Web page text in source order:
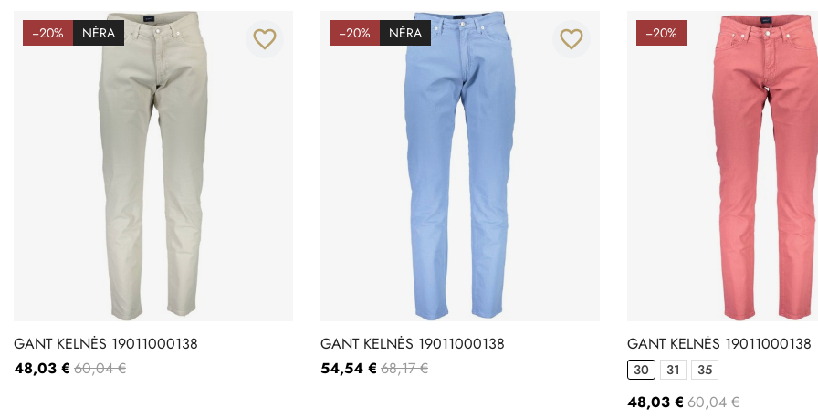
−20% NĖRA favorite_border
GANT KELNĖS 19011000138
48,03 € 60,04 €
−20% NĖRA favorite_border
GANT KELNĖS 19011000138
54,54 € 68,17 €
−20%
GANT KELNĖS 19011000138
30 31 35
48,03 € 60,04 €